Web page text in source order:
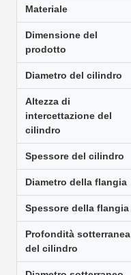
Materiale
Dimensione del
prodotto
Diametro del cilindro
Altezza di
intercettazione del
cilindro
Spessore del cilindro
Diametro della flangia
Spessore della flangia
Profondità sotterranea
del cilindro